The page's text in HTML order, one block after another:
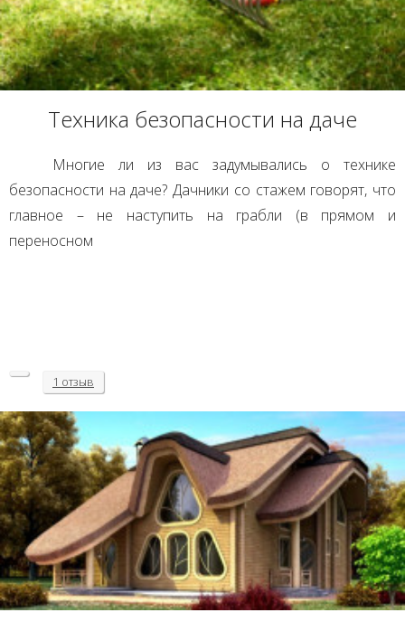
Техника безопасности на даче
Многие ли из вас задумывались о технике
безопасности на даче? Дачники со стажем говорят, что
главное – не наступить на грабли (в прямом и
переносном
1 отзыв